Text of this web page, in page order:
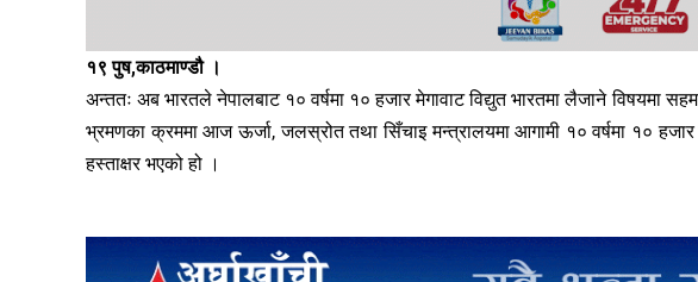
१९ पुष,काठमाण्डौ ।
अन्ततः अब भारतले नेपालबाट १० वर्षमा १० हजार मेगावाट विद्युत भारतमा लैजाने विषयमा
भ्रमणका क्रममा आज ऊर्जा, जलस्रोत तथा सिँचाइ मन्त्रालयमा आगामी १० वर्षमा १० हजार
हस्ताक्षर भएको हो ।